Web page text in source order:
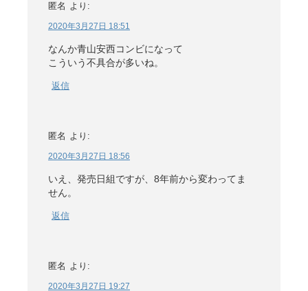
匿名 より:
2020年3月27日 18:51
なんか青山安西コンビになって
こういう不具合が多いね。
返信
匿名 より:
2020年3月27日 18:56
いえ、発売日組ですが、8年前から変わってま
せん。
返信
匿名 より:
2020年3月27日 19:27